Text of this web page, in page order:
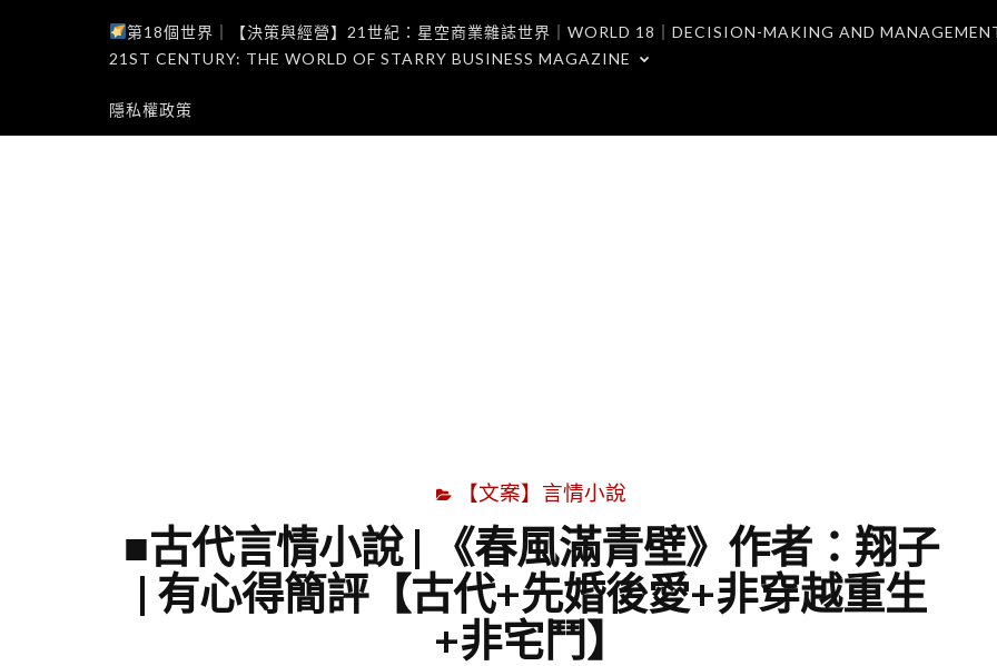
第18個世界｜【決策與經營】21世紀：星空商業雜誌世界｜WORLD 18｜DECISION-MAKING AND
21ST CENTURY: THE WORLD OF STARRY BUSINESS MAGAZINE
隱私權政策
【文案】言情小說
■古代言情小說 | 《春風滿青壁》作者：翔子
| 有心得簡評【古代+先婚後愛+非穿越重生
+非宅鬥】